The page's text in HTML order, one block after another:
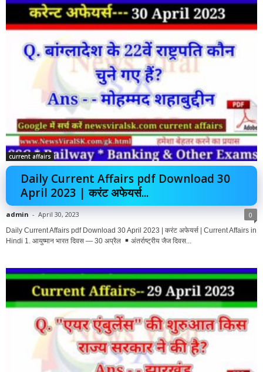
current affairs
Daily Current Affairs pdf Download 30
April 2023 | करंट अफेयर्स...
admin - April 30, 2023 0
Daily Current Affairs pdf Download 30 April 2023 | करंट अफेयर्स | Current Affairs in
Hindi 1. आयुष्मान भारत दिवस — 30 अप्रैल
अंतर्राष्ट्रीय जैज दिवस...